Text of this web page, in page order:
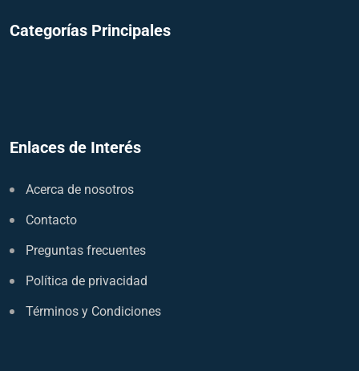
Categorías Principales
Enlaces de Interés
Acerca de nosotros
Contacto
Preguntas frecuentes
Política de privacidad
Términos y Condiciones